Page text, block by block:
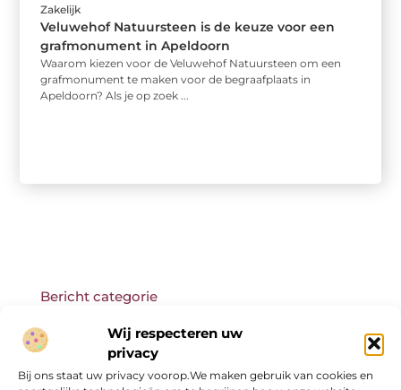
Wij respecteren uw
privacy
Bij ons staat uw privacy voorop.We maken gebruik van cookies en
Zakelijk
Veluwehof Natuursteen is de keuze voor een
grafmonument in Apeldoorn
Waarom kiezen voor de Veluwehof Natuursteen om een
grafmonument te maken voor de begraafplaats in
Apeldoorn? Als je op zoek ...
Onze informatie
Bericht categorie